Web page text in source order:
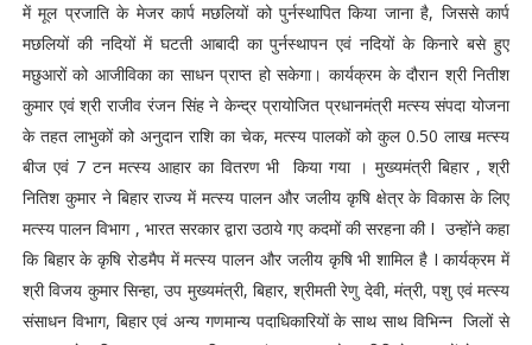
में मूल प्रजाति के मेजर कार्प मछलियों को पुर्नस्थापित किया जाना है, जिससे कार्प
मछलियों की नदियों में घटती आबादी का पुर्नस्थापन एवं नदियों के किनारे बसे हुए
मछुआरों को आजीविका का साधन प्राप्त हो सकेगा। कार्यक्रम के दौरान श्री नितीश
कुमार एवं श्री राजीव रंजन सिंह ने केन्द्र प्रायोजित प्रधानमंत्री मत्स्य संपदा योजना
के तहत लाभुकों को अनुदान राशि का चेक, मत्स्य पालकों को कुल 0.50 लाख मत्स्य
बीज एवं 7 टन मत्स्य आहार का वितरण भी किया गया । मुख्यमंत्री बिहार , श्री
नितिश कुमार ने बिहार राज्य में मत्स्य पालन और जलीय कृषि क्षेत्र के विकास के लिए
मत्स्य पालन विभाग , भारत सरकार द्वारा उठाये गए कदमों की सरहना की I उन्होंने कहा
कि बिहार के कृषि रोडमैप में मत्स्य पालन और जलीय कृषि भी शामिल है I कार्यक्रम में
श्री विजय कुमार सिन्हा, उप मुख्यमंत्री, बिहार, श्रीमती रेणु देवी, मंत्री, पशु एवं मत्स्य
संसाधन विभाग, बिहार एवं अन्य गणमान्य पदाधिकारियों के साथ साथ विभिन्न जिलों से